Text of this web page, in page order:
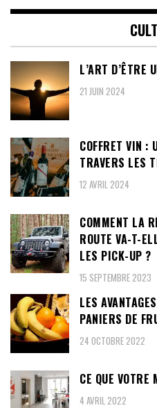
L’ART D’ÊTRE
21 JUIN 2024
COFFRET VIN :
TRAVERS LES
12 AVRIL 2024
COMMENT LA
ROUTE VA-T-
LES PICK-UP ?
15 SEPTEMBRE 2023
LES
PANIERS DE
24 OCTOBRE 2022
CE QUE VOTRE
4 AVRIL 2022